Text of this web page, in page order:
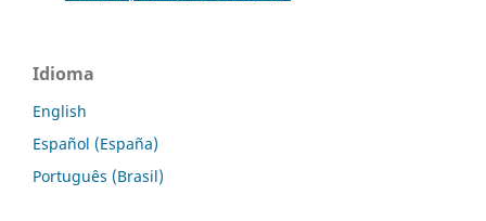
Idioma
English
Español (España)
Português (Brasil)